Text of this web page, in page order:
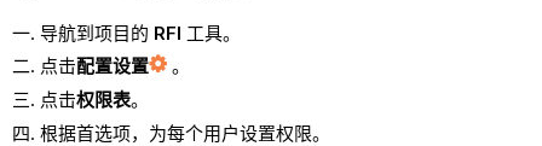
导航到项目的 RFI 工具。
点击配置设置
。
点击权限表。
根据首选项，为每个用户设置权限。